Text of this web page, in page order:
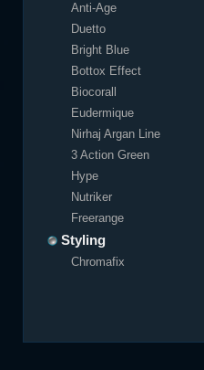
Anti-Age
Duetto
Bright Blue
Bottox Effect
Biocorall
Eudermique
Nirhaj Argan Line
3 Action Green
Hype
Nutriker
Freerange
Styling
Chromafix